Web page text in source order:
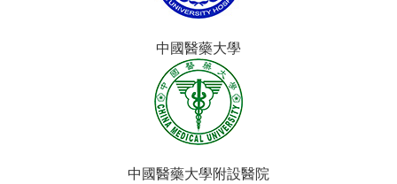
中國醫藥大學
中國醫藥大學附設醫院